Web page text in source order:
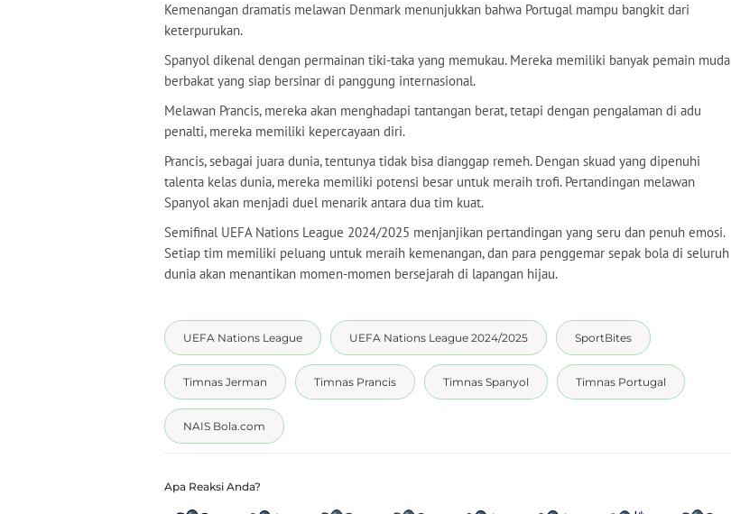
Kemenangan dramatis melawan Denmark menunjukkan bahwa Portugal mampu bangkit dari
keterpurukan.
Spanyol dikenal dengan permainan tiki-taka yang memukau. Mereka memiliki banyak pemain muda
berbakat yang siap bersinar di panggung internasional.
Melawan Prancis, mereka akan menghadapi tantangan berat, tetapi dengan pengalaman di adu
penalti, mereka memiliki kepercayaan diri.
Prancis, sebagai juara dunia, tentunya tidak bisa dianggap remeh. Dengan skuad yang dipenuhi
talenta kelas dunia, mereka memiliki potensi besar untuk meraih trofi. Pertandingan melawan
Spanyol akan menjadi duel menarik antara dua tim kuat.
Semifinal UEFA Nations League 2024/2025 menjanjikan pertandingan yang seru dan penuh emosi.
Setiap tim memiliki peluang untuk meraih kemenangan, dan para penggemar sepak bola di seluruh
dunia akan menantikan momen-momen bersejarah di lapangan hijau.
UEFA Nations League UEFA Nations League 2024/2025 SportBites
Timnas Jerman Timnas Prancis Timnas Spanyol Timnas Portugal
NAIS Bola.com